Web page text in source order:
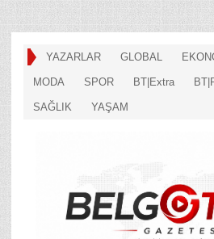
YAZARLAR GLOBAL
MODA SPOR BT|Extra
SAĞLIK YAŞAM